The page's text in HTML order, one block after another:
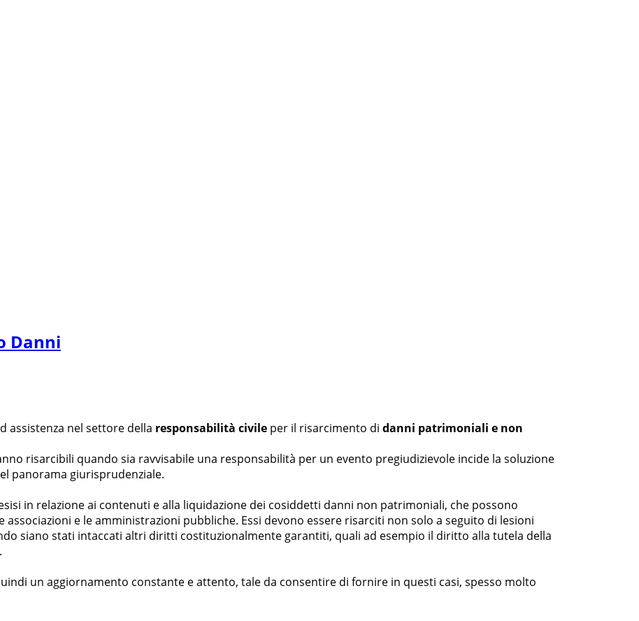
Danni
assistenza nel settore della responsabilità civile per il risarcimento di danni patrimoniali e non
risarcibili quando sia ravvisabile una responsabilità per un evento pregiudizievole incide la soluzione
panorama giurisprudenziale.
in relazione ai contenuti e alla liquidazione dei cosiddetti danni non patrimoniali, che possono
e le amministrazioni pubbliche. Essi devono essere risarciti non solo a seguito di lesioni
siano stati intaccati altri diritti costituzionalmente garantiti, quali ad esempio il diritto alla tutela della
un aggiornamento constante e attento, tale da consentire di fornire in questi casi, spesso molto